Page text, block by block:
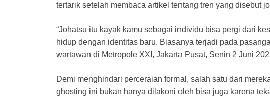
p
o
tertarik setelah membaca artikel tentang tren yang disebut
“Johatsu itu kayak kamu sebagai individu bisa pergi dari
hidup dengan identitas baru. Biasanya terjadi pada
wartawan di Metropole XXI, Jakarta Pusat, Senin 2 Juni
Demi menghindari perceraian formal, salah satu dari
ghosting ini bukan hanya dilakoni oleh bisa juga karena